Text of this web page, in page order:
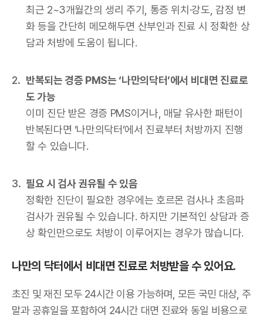
최근 2~3개월간의 생리 주기, 통증 위치·강도, 감정 변
화 등을 간단히 메모해두면 산부인과 진료 시 정확한 상
담과 처방에 도움이 됩니다.
반복되는 경증 PMS는 ‘나만의닥터’에서 비대면 진료로
도 가능
이미 진단 받은 경증 PMS이거나, 매달 유사한 패턴이
반복된다면 ‘나만의닥터’에서 진료부터 처방까지 진행
할 수 있습니다.
필요 시 검사 권유될 수 있음
정확한 진단이 필요한 경우에는 호르몬 검사나 초음파
검사가 권유될 수 있습니다. 하지만 기본적인 상담과 증
상 확인만으로도 처방이 이루어지는 경우가 많습니다.
나만의 닥터에서 비대면 진료로 처방받을 수 있어요.
초진 및 재진 모두 24시간 이용 가능하며, 모든 국민 대상, 주
말과 공휴일을 포함하여 24시간 대면 진료와 동일 비용으로